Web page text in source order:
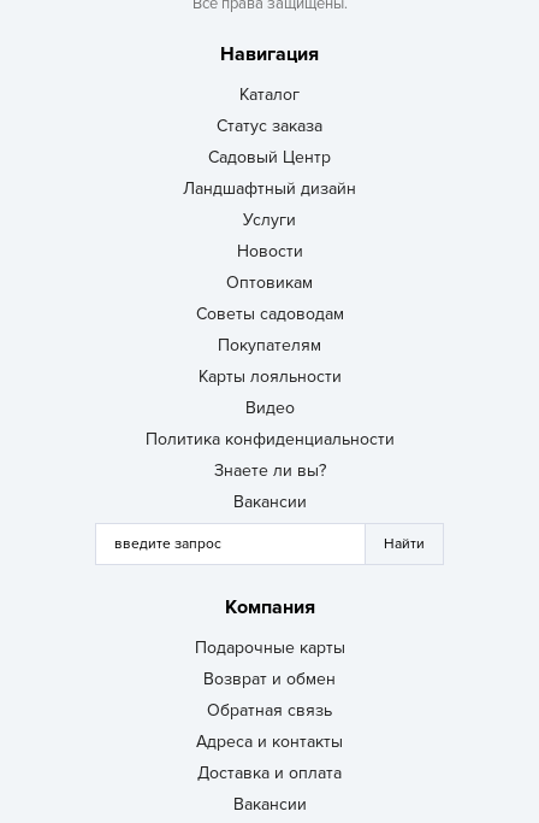
Все права защищены.
Навигация
Каталог
Статус заказа
Садовый Центр
Ландшафтный дизайн
Услуги
Новости
Оптовикам
Советы садоводам
Покупателям
Карты лояльности
Видео
Политика конфиденциальности
Знаете ли вы?
Вакансии
Компания
Подарочные карты
Возврат и обмен
Обратная связь
Адреса и контакты
Доставка и оплата
Вакансии